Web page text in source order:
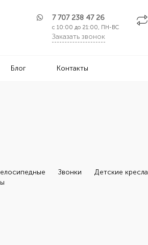
7 707 238 47 26
с 10:00 до 21:00, ПН-ВС
Заказать звонок
Блог Контакты
Звонки Детские кресла